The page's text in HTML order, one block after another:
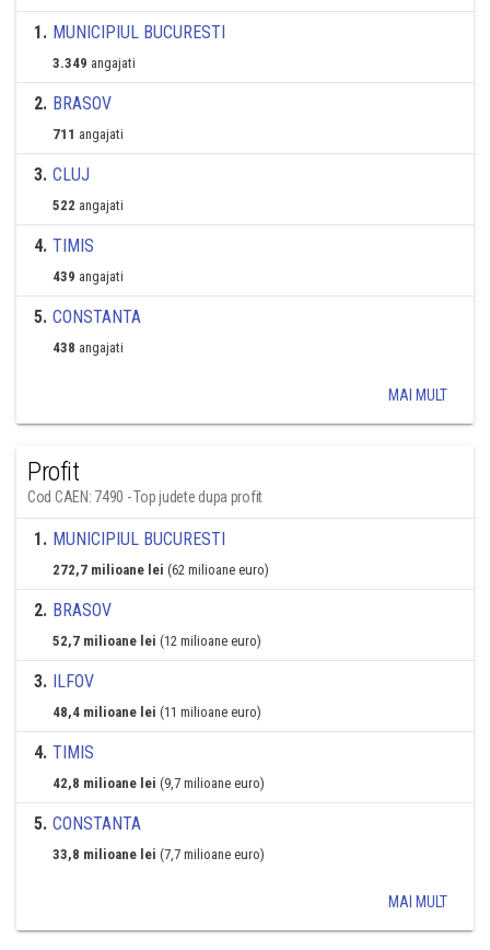
1. MUNICIPIUL BUCURESTI
3.349 angajati
2. BRASOV
711 angajati
3. CLUJ
522 angajati
4. TIMIS
439 angajati
5. CONSTANTA
438 angajati
MAI MULT
Profit
Cod CAEN: 7490 - Top judete dupa profit
1. MUNICIPIUL BUCURESTI
272,7 milioane lei (62 milioane euro)
2. BRASOV
52,7 milioane lei (12 milioane euro)
3. ILFOV
48,4 milioane lei (11 milioane euro)
4. TIMIS
42,8 milioane lei (9,7 milioane euro)
5. CONSTANTA
33,8 milioane lei (7,7 milioane euro)
MAI MULT